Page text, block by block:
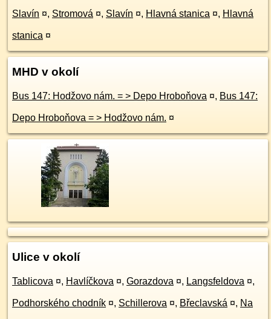
Slavín ¤, Stromová ¤, Slavín ¤, Hlavná stanica ¤, Hlavná
stanica ¤
MHD v okolí
Bus 147: Hodžovo nám. = > Depo Hroboňova ¤, Bus 147:
Depo Hroboňova = > Hodžovo nám. ¤
Ulice v okolí
Tablicova ¤, Havlíčkova ¤, Gorazdova ¤, Langsfeldova ¤,
Podhorského chodník ¤, Schillerova ¤, Břeclavská ¤, Na